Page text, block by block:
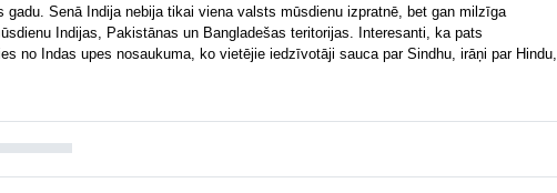
gadu. Senā Indija nebija tikai viena valsts mūsdienu izpratnē, bet gan milzīga
Indijas, Pakistānas un Bangladešas teritorijas. Interesanti, ka pats
no Indas upes nosaukuma, ko vietējie iedzīvotāji sauca par Sindhu, irāņi par Hindu,